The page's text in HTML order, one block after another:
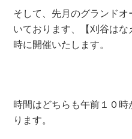
そして、先月のグランド
いております、【刈谷は
時に開催いたします。
時間はどちらも午前１０
ります。